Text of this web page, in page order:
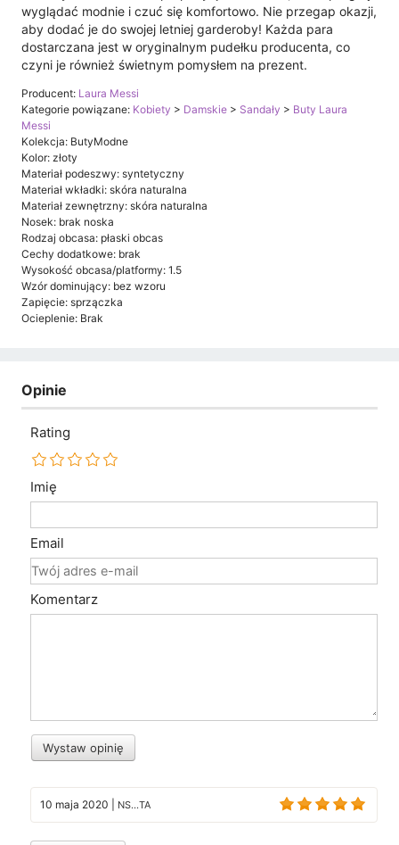
wyglądać modnie i czuć się komfortowo. Nie przegap okazji,
aby dodać je do swojej letniej garderoby! Każda para
dostarczana jest w oryginalnym pudełku producenta, co
czyni je również świetnym pomysłem na prezent.
Producent: Laura Messi
Kategorie powiązane: Kobiety > Damskie > Sandały > Buty Laura
Messi
Kolekcja: ButyModne
Kolor: złoty
Materiał podeszwy: syntetyczny
Materiał wkładki: skóra naturalna
Materiał zewnętrzny: skóra naturalna
Nosek: brak noska
Rodzaj obcasa: płaski obcas
Cechy dodatkowe: brak
Wysokość obcasa/platformy: 1.5
Wzór dominujący: bez wzoru
Zapięcie: sprzączka
Ocieplenie: Brak
Opinie
Rating
Imię
Email
Komentarz
Wystaw opinię
10 maja 2020 NS...TA